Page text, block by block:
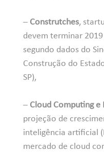
– Construtches,
devem terminar
segundo dados do
Construção do
SP),
– Cloud Computing
projeção de
inteligência artificial
mercado de cloud